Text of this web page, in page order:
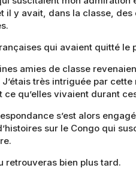
il y avait, dans la classe,
qui avaient quitté le
amies de classe
très intriguée par
ce qu’elles vivaient durant
s’est alors
sur le Congo qui
retrouveras bien plus tard.